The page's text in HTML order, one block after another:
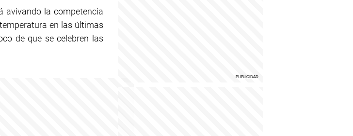
avivando la competencia
en las últimas
de que se celebren las